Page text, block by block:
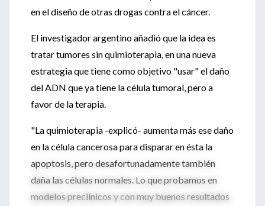
en el diseño de otras drogas contra el cáncer.
El investigador argentino añadió que la idea es
tratar tumores sin quimioterapia, en una nueva
estrategia que tiene como objetivo "usar" el daño
del ADN que ya tiene la célula tumoral, pero a
favor de la terapia.
"La quimioterapia -explicó- aumenta más ese daño
en la célula cancerosa para disparar en ésta la
apoptosis, pero desafortunadamente también
daña las células normales. Lo que probamos en
modelos preclínicos y con muy buenos resultados